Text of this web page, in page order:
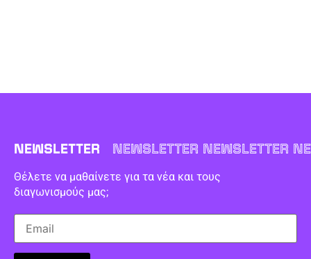
NEWSLETTER NEWSLETTER NEWSLETTER
Θέλετε να μαθαίνετε για τα νέα και τους
διαγωνισμούς μας;